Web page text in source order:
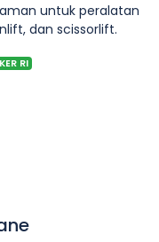
untuk peralatan
dan scissorlift.
RI